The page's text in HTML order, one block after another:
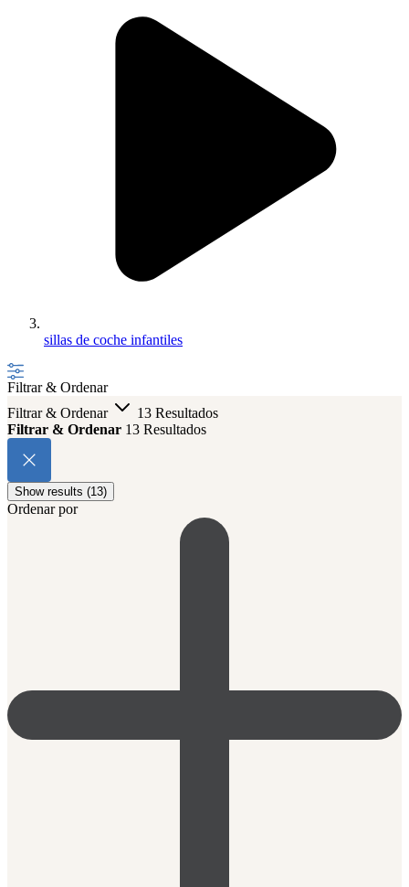
sillas de coche infantiles
Filtrar & Ordenar
Filtrar & Ordenar
13 Resultados
Filtrar & Ordenar 13 Resultados
Show results (13)
Ordenar por